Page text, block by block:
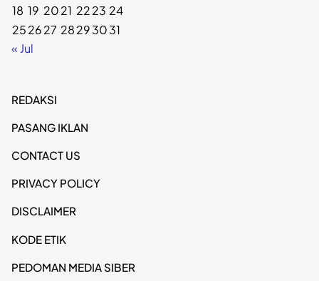
18 19 2021 2223 24
252627 28293031
« Jul
REDAKSI
PASANG IKLAN
CONTACT US
PRIVACY POLICY
DISCLAIMER
KODE ETIK
PEDOMAN MEDIA SIBER